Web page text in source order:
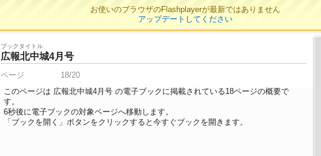
ブックタイトル
広報北中城4月号
ページ
18/20
このページは 広報北中城4月号 の電子ブックに掲載されている18ページの概要で
す。
6秒後に電子ブックの対象ページへ移動します。
「ブックを開く」ボタンをクリックすると今すぐブックを開きます。
お使いのブラウザのFlashplayerが最新ではありません
アップデートしてください